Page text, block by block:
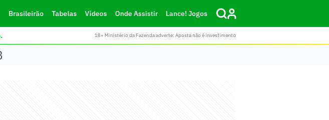
Brasileirão Tabelas Vídeos Onde Assistir Lance! Jogos
18+ Ministério da Fazenda adverte: Aposta não é investimento